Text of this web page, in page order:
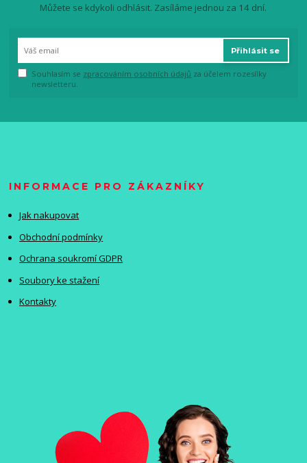
Můžete se kdykoli odhlásit. Zasíláme jednou za 14 dní.
Přihlásit se
Souhlasím se zpracováním osobních údajů za účelem rozesílky
newsletteru.
INFORMACE PRO ZÁKAZNÍKY
Jak nakupovat
Obchodní podmínky
Ochrana soukromí GDPR
Soubory ke stažení
Kontakty